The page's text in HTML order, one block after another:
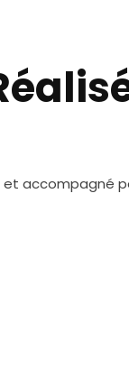
et accompagné